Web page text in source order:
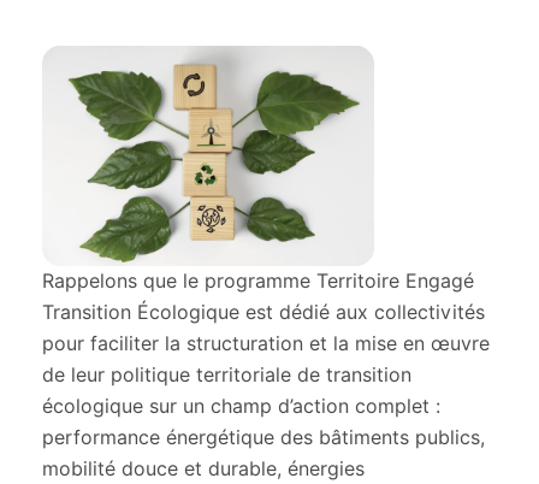
Rappelons que le programme Territoire Engagé
Transition Écologique est dédié aux collectivités
pour faciliter la structuration et la mise en œuvre
de leur politique territoriale de transition
écologique sur un champ d’action complet :
performance énergétique des bâtiments publics,
mobilité douce et durable, énergies